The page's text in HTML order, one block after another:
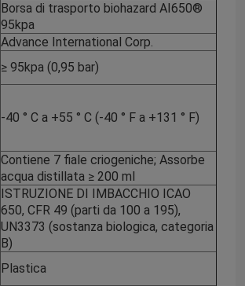
Borsa di trasporto biohazard AI650®
95kpa
Advance International Corp.
≥ 95kpa (0,95 bar)
-40 ° C a +55 ° C (-40 ° F a +131 ° F)
Contiene 7 fiale criogeniche; Assorbe
acqua distillata ≥ 200 ml
ISTRUZIONE DI IMBACCHIO ICAO
650, CFR 49 (parti da 100 a 195),
UN3373 (sostanza biologica, categoria
B)
Plastica